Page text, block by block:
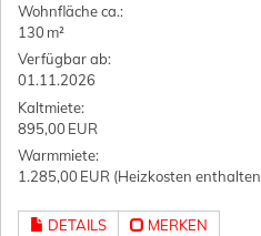
Wohnfläche ca.:
130 m²
Verfügbar ab:
01.11.2026
Kaltmiete:
895,00 EUR
Warmmiete:
1.285,00 EUR (Heizkosten
DETAILS MERKEN